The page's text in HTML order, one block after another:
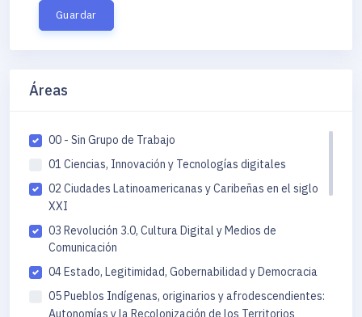
Áreas
00 - Sin Grupo de Trabajo
01 Ciencias, Innovación y Tecnologías digitales
02 Ciudades Latinoamericanas y Caribeñas en el siglo
XXI
03 Revolución 3.0, Cultura Digital y Medios de
Comunicación
04 Estado, Legitimidad, Gobernabilidad y Democracia
05 Pueblos Indígenas, originarios y afrodescendientes:
Autonomías y la Recolonización de los Territorios